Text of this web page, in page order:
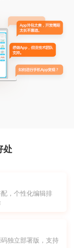
处
，个性化编辑排
独立部署版，支持